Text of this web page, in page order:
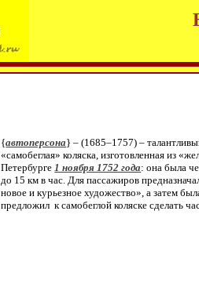
{автоперсона} – (1685–1757) –
«самобеглая» коляска, изготовленная из
Петербурге1 ноября 1752 года: она была
до 15 км в час. Для пассажиров
новое и курьезное художество», а затем
предложил к самобеглой коляске сделать